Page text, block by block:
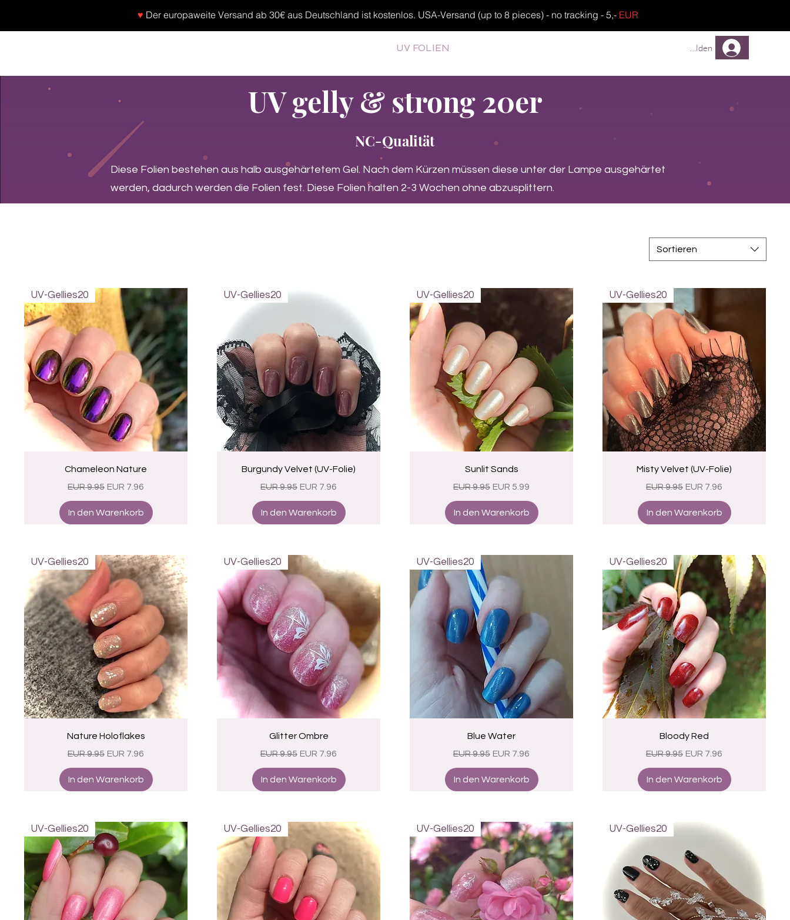
♥ Der europaweite Versand ab 30€ aus Deutschland ist kostenlos. USA-Versand (up to 8 pieces) - no tracking - 5,-EUR
UV FOLIEN Anmelden
UV gelly & strong 20er
NC-Qualität
Diese Folien bestehen aus halb ausgehärtetem Gel. Nach dem Kürzen müssen diese unter der Lampe ausgehärtet
werden, dadurch werden die Folien fest. Diese Folien halten 2-3 Wochen ohne abzusplittern.
Sortieren
Schnellansicht
UV-Gellies20
Chameleon Nature
Standardpreis
EUR 9.95 Sale-Preis
EUR 7.96
In den Warenkorb
Schnellansicht
UV-Gellies20
Burgundy Velvet (UV-Folie)
Standardpreis
EUR 9.95 Sale-Preis
EUR 7.96
In den Warenkorb
Schnellansicht
UV-Gellies20
Sunlit Sands
Standardpreis
EUR 9.95 Sale-Preis
EUR 5.99
In den Warenkorb
Schnellansicht
UV-Gellies20
Misty Velvet (UV-Folie)
Standardpreis
EUR 9.95 Sale-Preis
EUR 7.96
In den Warenkorb
Schnellansicht
UV-Gellies20
Nature Holoflakes
Standardpreis
EUR 9.95 Sale-Preis
EUR 7.96
In den Warenkorb
Schnellansicht
UV-Gellies20
Glitter Ombre
Standardpreis
EUR 9.95 Sale-Preis
EUR 7.96
In den Warenkorb
Schnellansicht
UV-Gellies20
Blue Water
Standardpreis
EUR 9.95 Sale-Preis
EUR 7.96
In den Warenkorb
Schnellansicht
UV-Gellies20
Bloody Red
Standardpreis
EUR 9.95 Sale-Preis
EUR 7.96
In den Warenkorb
UV-Gellies20 UV-Gellies20 UV-Gellies20 UV-Gellies20